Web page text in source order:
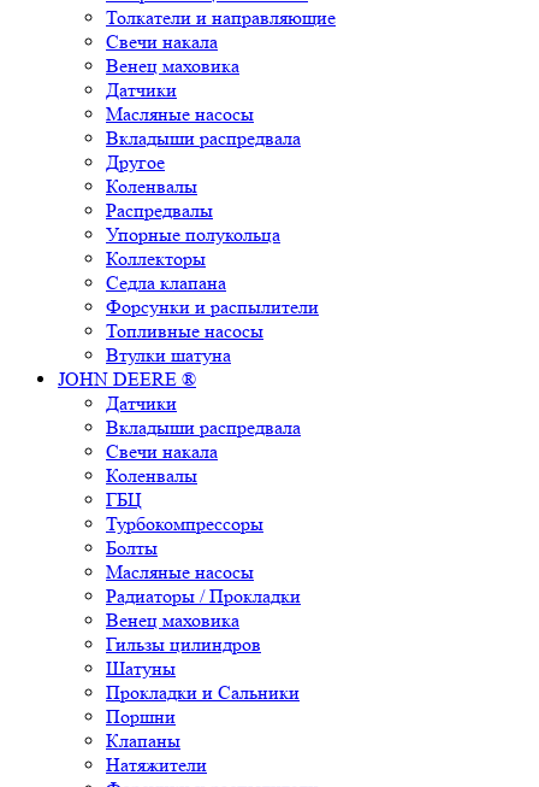
Толкатели и направляющие
Свечи накала
Венец маховика
Датчики
Масляные насосы
Вкладыши распредвала
Другое
Коленвалы
Распредвалы
Упорные полукольца
Коллекторы
Седла клапана
Форсунки и распылители
Топливные насосы
Втулки шатуна
JOHN DEERE ®
Датчики
Вкладыши распредвала
Свечи накала
Коленвалы
ГБЦ
Турбокомпрессоры
Болты
Масляные насосы
Радиаторы / Прокладки
Венец маховика
Гильзы цилиндров
Шатуны
Прокладки и Сальники
Поршни
Клапаны
Натяжители